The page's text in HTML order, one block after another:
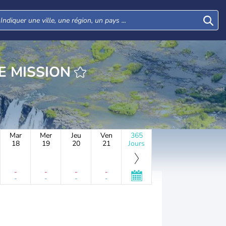
MISSION
Mar
18
-
-
Mer
19
-
-
Jeu
20
-
-
Ven
21
-
-
365
Jours